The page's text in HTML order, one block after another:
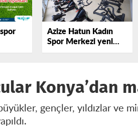
Azize Hatun Kadın
Spor Merkezi yeni
yerinde hizmete hazır
Konya’dan
büyükler, gençler, yıldızlar